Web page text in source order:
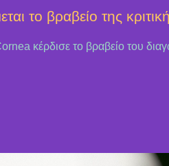
το βραβείο της
κέρδισε το βραβείο του